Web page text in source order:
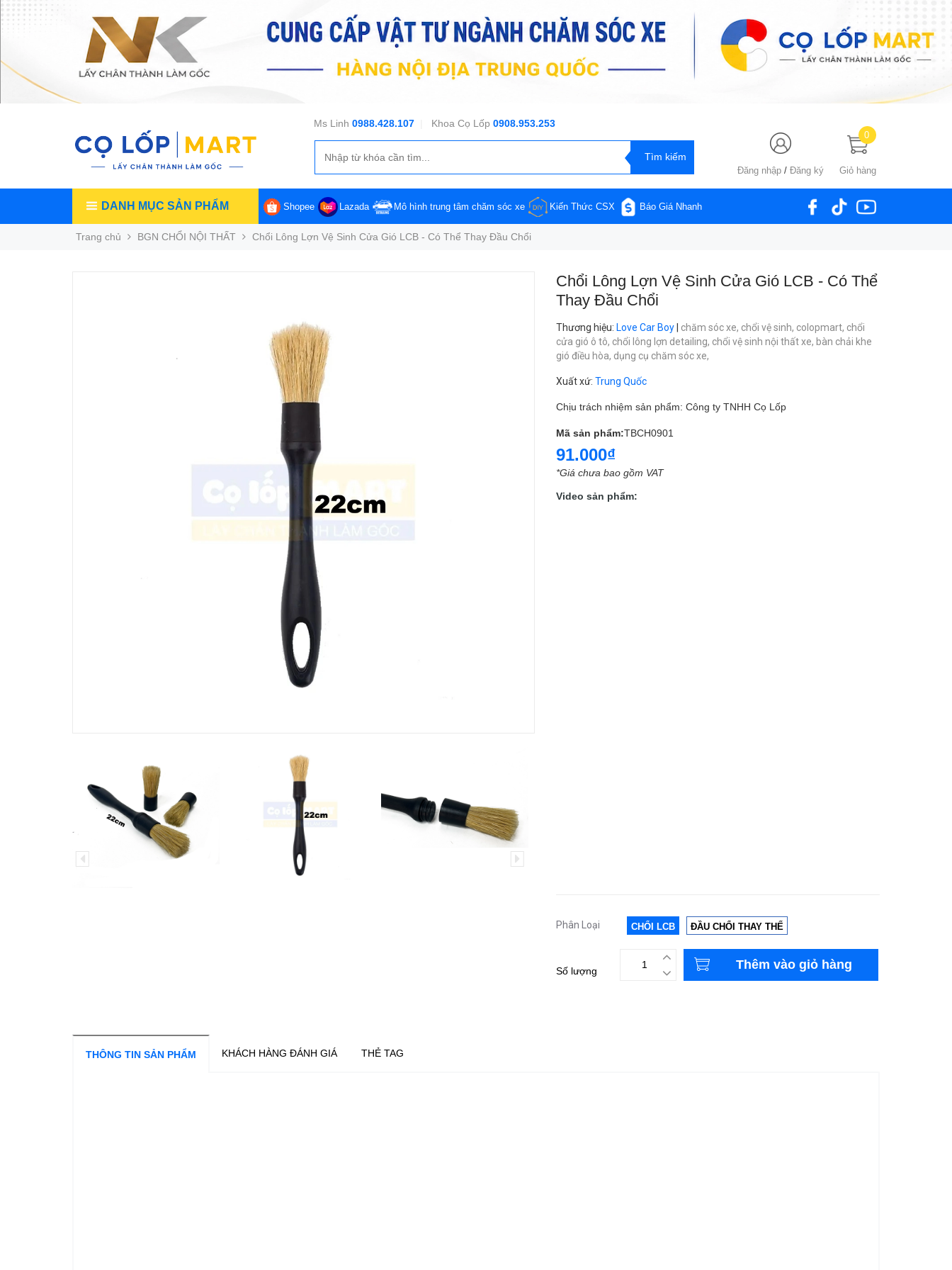
Ms Linh 0988.428.107| Khoa Cọ Lốp 0908.953.253
Đăng nhập / Đăng ký Giỏ hàng
0
DANH MỤC SẢN PHẨM Shopee Lazada Mô hình trung tâm chăm sóc xe Kiến Thức CSX Báo Giá Nhanh
Trang chủ BGN CHỔI NỘI THẤT Chổi Lông Lợn Vệ Sinh Cửa Gió LCB - Có Thể Thay Đầu Chổi
Chổi Lông Lợn Vệ Sinh Cửa Gió LCB - Có Thể
Thay Đầu Chổi
Thương hiệu: Love Car Boy | chăm sóc xe, chổi vệ sinh, colopmart, chổi
cửa gió ô tô, chổi lông lợn detailing, chổi vệ sinh nội thất xe, bàn chải khe
gió điều hòa, dụng cụ chăm sóc xe,
Xuất xứ: Trung Quốc
Chịu trách nhiệm sản phẩm: Công ty TNHH Cọ Lốp
Mã sản phẩm:TBCH0901
91.000₫
*Giá chưa bao gồm VAT
Video sản phẩm:
Phân Loại CHỔI LCB ĐẦU CHỔI THAY THẾ
Số lượng Thêm vào giỏ hàng
THÔNG TIN SẢN PHẨM KHÁCH HÀNG ĐÁNH GIÁ THẺ TAG